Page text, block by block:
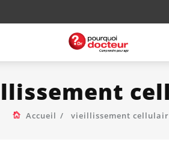
Accueil vieillissement